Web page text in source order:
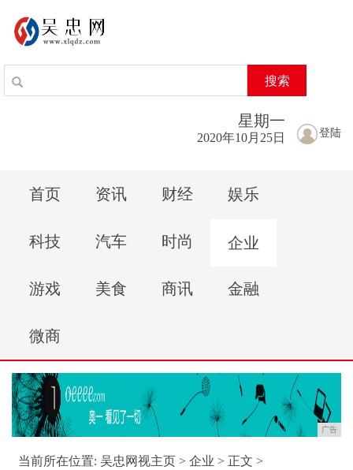
搜索
登陆
星期一
2020年10月25日
首页 资讯 财经 娱乐
科技 汽车 时尚 企业
游戏 美食 商讯 金融
微商
广告
当前所在位置: 吴忠网视主页 > 企业 > 正文 >